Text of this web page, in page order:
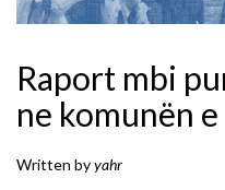
Raport mbi
ne komunën
Written byyahr